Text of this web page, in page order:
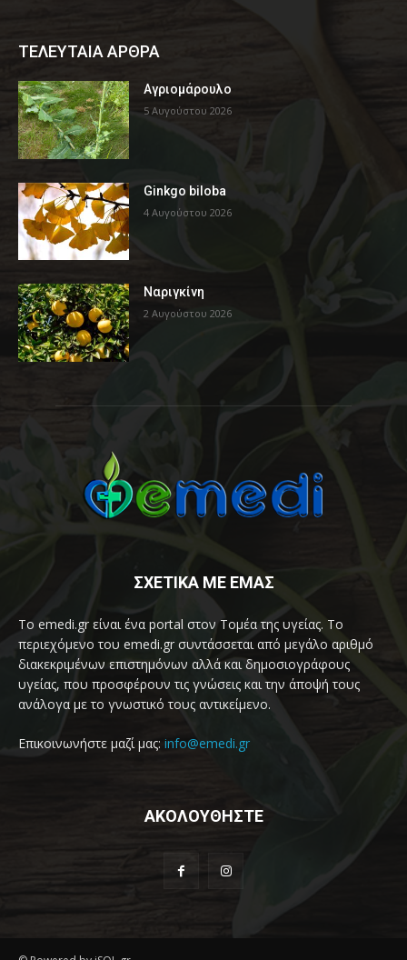
ΤΕΛΕΥΤΑΙΑ ΑΡΘΡΑ
Αγριομάρουλο
5 Αυγούστου 2026
Ginkgo biloba
4 Αυγούστου 2026
Ναριγκίνη
2 Αυγούστου 2026
ΣΧΕΤΙΚΑ ΜΕ ΕΜΑΣ
Το emedi.gr είναι ένα portal στον Τομέα της υγείας. Το
περιεχόμενο του emedi.gr συντάσσεται από μεγάλο αριθμό
διακεκριμένων επιστημόνων αλλά και δημοσιογράφους
υγείας, που προσφέρουν τις γνώσεις και την άποψή τους
ανάλογα με το γνωστικό τους αντικείμενο.
Επικοινωνήστε μαζί μας: info@emedi.gr
ΑΚΟΛΟΥΘΗΣΤΕ